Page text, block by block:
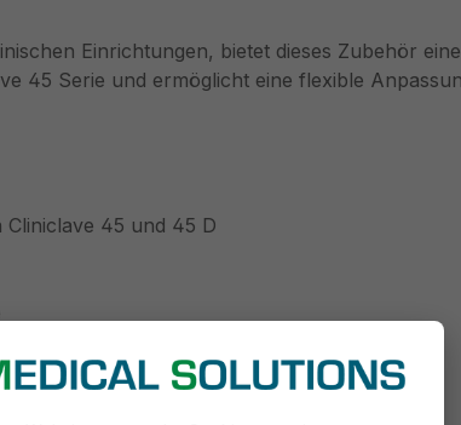
Einrichtungen, bietet dieses Zubehör
45 Serie und ermöglicht eine flexible
Cliniclave 45 und 45 D
Instrumente oder Textilien